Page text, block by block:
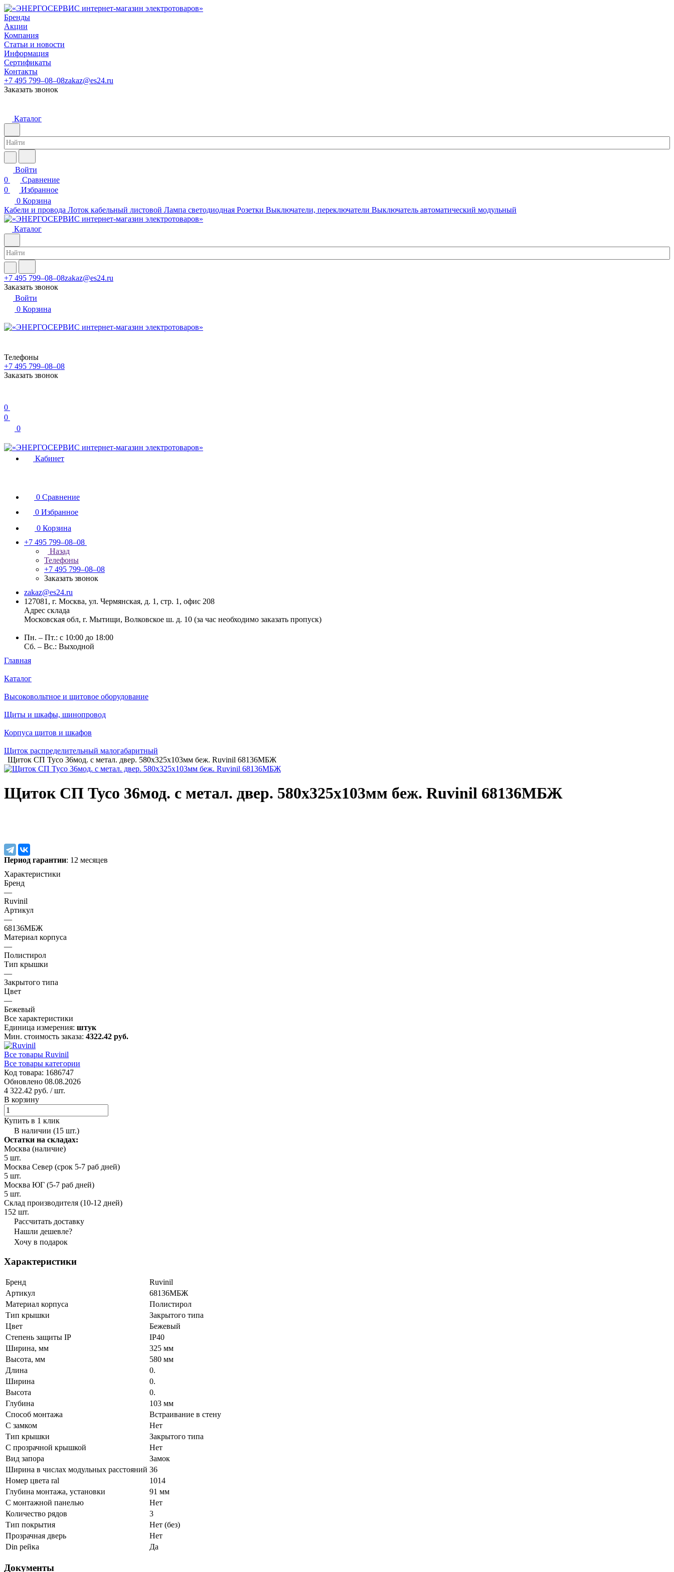
Бренды
Акции
Компания
Статьи и новости
Информация
Сертификаты
Контакты
+7 495 799–08–08zakaz@es24.ru
Заказать звонок
Каталог
Войти
0
Сравнение
0
Избранное
0 Корзина
Кабели и провода Лоток кабельный листовой Лампа светодиодная Розетки Выключатели, переключатели Выключатель автоматический модульный
Каталог
+7 495 799–08–08zakaz@es24.ru
Заказать звонок
Войти
0 Корзина
Телефоны
+7 495 799–08–08
Заказать звонок
0
0
0
Кабинет
0 Сравнение
0 Избранное
0 Корзина
+7 495 799–08–08
Назад
Телефоны
+7 495 799–08–08
Заказать звонок
zakaz@es24.ru
127081, г. Москва, ул. Чермянская, д. 1, стр. 1, офис 208
Адрес склада
Московская обл, г. Мытищи, Волковское ш. д. 10 (за час необходимо заказать пропуск)
Пн. – Пт.: с 10:00 до 18:00
Сб. – Вс.: Выходной
Главная
Каталог
Высоковольтное и щитовое оборудование
Щиты и шкафы, шинопровод
Корпуса щитов и шкафов
Щиток распределительный малогабаритный
Щиток СП Тусо 36мод. с метал. двер. 580х325х103мм беж. Ruvinil 68136МБЖ
Щиток СП Тусо 36мод. с метал. двер. 580х325х103мм беж. Ruvinil 68136МБЖ
Период гарантии: 12 месяцев
Характеристики
Бренд
—
Ruvinil
Артикул
—
68136МБЖ
Материал корпуса
—
Полистирол
Тип крышки
—
Закрытого типа
Цвет
—
Бежевый
Все характеристики
Единица измерения: штук
Мин. стоимость заказа: 4322.42 руб.
Все товары Ruvinil
Все товары категории
Код товара: 1686747
Обновлено 08.08.2026
4 322.42 руб. / шт.
В корзину
Купить в 1 клик
В наличии (15 шт.)
Остатки на складах:
Москва (наличие)
5 шт.
Москва Север (срок 5-7 раб дней)
5 шт.
Москва ЮГ (5-7 раб дней)
5 шт.
Склад производителя (10-12 дней)
152 шт.
Рассчитать доставку
Нашли дешевле?
Хочу в подарок
Характеристики
Бренд
Ruvinil
Артикул
68136МБЖ
Материал корпуса
Полистирол
Тип крышки
Закрытого типа
Цвет
Бежевый
Степень защиты IP
IP40
Ширина, мм
325 мм
Высота, мм
580 мм
Длина
0.
Ширина
0.
Высота
0.
Глубина
103 мм
Способ монтажа
Встраивание в стену
С замком
Нет
Тип крышки
Закрытого типа
С прозрачной крышкой
Нет
Вид запора
Замок
Ширина в числах модульных расстояний 36
Номер цвета ral
1014
Глубина монтажа, установки
91 мм
С монтажной панелью
Нет
Количество рядов
3
Тип покрытия
Нет (без)
Прозрачная дверь
Нет
Din рейка
Да
Документы